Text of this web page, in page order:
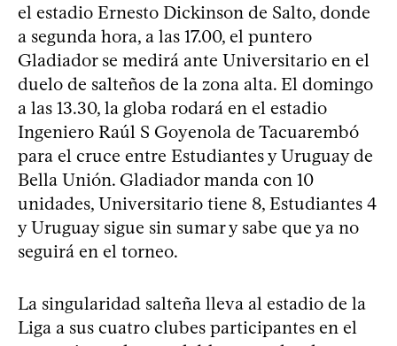
el estadio Ernesto Dickinson de Salto, donde
a segunda hora, a las 17.00, el puntero
Gladiador se medirá ante Universitario en el
duelo de salteños de la zona alta. El domingo
a las 13.30, la globa rodará en el estadio
Ingeniero Raúl S Goyenola de Tacuarembó
para el cruce entre Estudiantes y Uruguay de
Bella Unión. Gladiador manda con 10
unidades, Universitario tiene 8, Estudiantes 4
y Uruguay sigue sin sumar y sabe que ya no
seguirá en el torneo.
La singularidad salteña lleva al estadio de la
Liga a sus cuatro clubes participantes en el